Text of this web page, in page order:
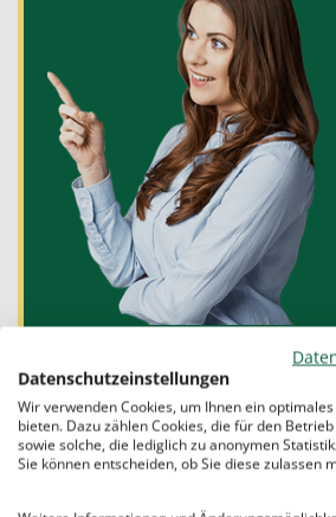
das Selbstvertrauen
zu einerVerbesserung
beitragen.
Datenschutzeinstellungen
Wir verwenden Cookies, um Ihnen ein
bieten. Dazu zählen Cookies, die für den
sowie solche, die lediglich zu anonymen
Sie können entscheiden, ob Sie diese zulassen